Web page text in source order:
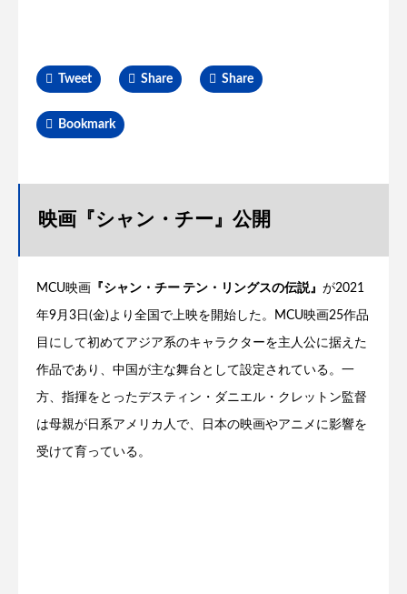
Tweet Share Share
Bookmark
映画『シャン・チー』公開
MCU映画 『シャン・チー テン・リングスの伝説』 が2021
年9月3日(金)より全国で上映を開始した。MCU映画25作品
目にして初めてアジア系のキャラクターを主人公に据えた
作品であり、中国が主な舞台として設定されている。一
方、指揮をとったデスティン・ダニエル・クレットン監督
は母親が日系アメリカ人で、日本の映画やアニメに影響を
受けて育っている。